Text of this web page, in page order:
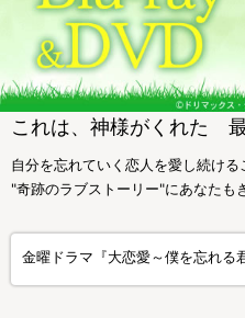
これは、神様がくれた
自分を忘れていく恋人を愛し続ける
"奇跡のラブストーリー"にあなたも
金曜ドラマ『大恋愛～僕を忘れる